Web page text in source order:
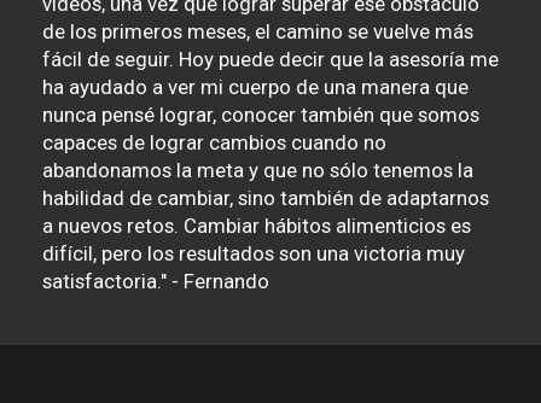
de los primeros meses, el camino se vuelve más
fácil de seguir. Hoy puede decir que la asesoría me
ha ayudado a ver mi cuerpo de una manera que
nunca pensé lograr, conocer también que somos
capaces de lograr cambios cuando no
abandonamos la meta y que no sólo tenemos la
habilidad de cambiar, sino también de adaptarnos
a nuevos retos. Cambiar hábitos alimenticios es
difícil, pero los resultados son una victoria muy
satisfactoria." - Fernando